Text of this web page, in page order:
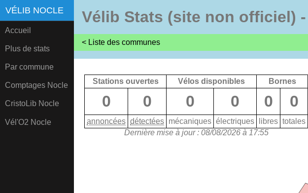
VÉLIB NOCLE
Accueil
Plus de stats
Par commune
Comptages Nocle
CristoLib Nocle
Vél'O2 Nocle
Vélib Stats (site non officiel)
< Liste des communes
Stations ouvertes Vélos disponibles Bornes
0 0 0 0 0 0
annoncées détectées mécaniques électriques libres totales
Dernière mise à jour : 08/08/2026 à 17:55